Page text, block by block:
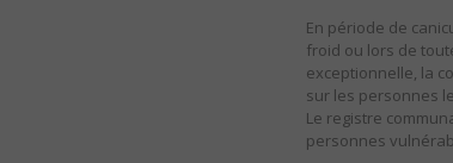
En période de
froid ou lors de
exceptionnelle, la
sur les personnes
Le registre
personnes